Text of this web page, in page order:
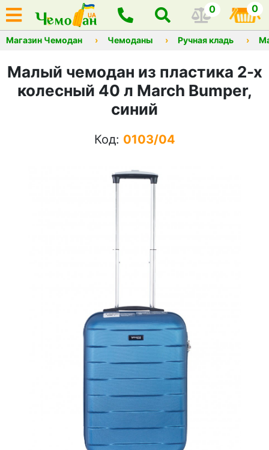
0 0
Магазин Чемодан Чемоданы Ручная кладь
Малый чемодан из пластика 2-х
колесный 40 л March Bumper,
синий
Код: 0103/04